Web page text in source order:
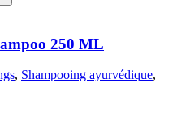
250 ML
, Shampooing ayurvédique,